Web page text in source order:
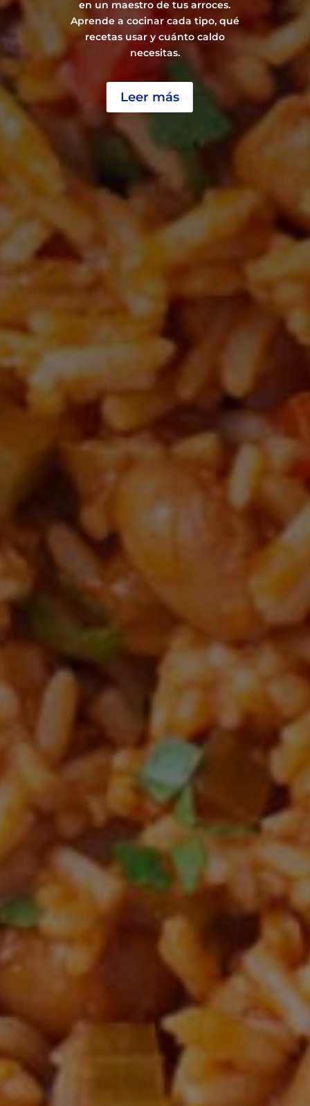
en un maestro de tus arroces.
Aprende a cocinar cada tipo, qué
recetas usar y cuánto caldo
necesitas.
Leer más